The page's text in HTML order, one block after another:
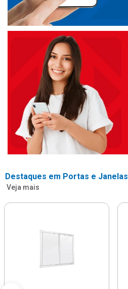
Destaques em Portas e Janelas
Veja mais